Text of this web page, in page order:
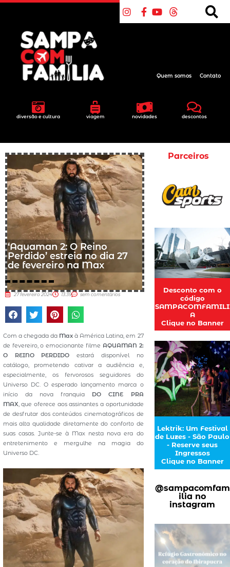
diversão e cultura viagem novidades descontos
Quem somos Contato
‘Aquaman 2: O Reino
Perdido’ estreia no dia 27
de fevereiro na Max
27 fevereiro 2024 13:39 sem comentários
Com a chegada da Max à América Latina, em 27
de fevereiro, o emocionante filme AQUAMAN 2:
O REINO PERDIDOestará disponível no
catálogo, prometendo cativar a audiência e,
especialmente, os fervorosos seguidores do
Universo DC. O esperado lançamento marca o
início da nova franquia DO CINE PRA
MAX , que oferece aos assinantes a oportunidade
de desfrutar dos conteúdos cinematográficos de
mais alta qualidade diretamente do conforto de
suas casas. Junte-se à Max nesta nova era do
entretenimento e mergulhe na magia do
Universo DC.
Parceiros
Desconto com o
código
SAMPACOMFAMILI
A
Clique no Banner
Lektrik: Um Festival
de Luzes - São Paulo
- Reserve seus
Ingressos
Clique no Banner
@sampacomfam
ilia no
instagram